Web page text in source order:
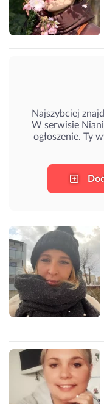
Najszybciej
W serwisie
ogłoszenie. Ty